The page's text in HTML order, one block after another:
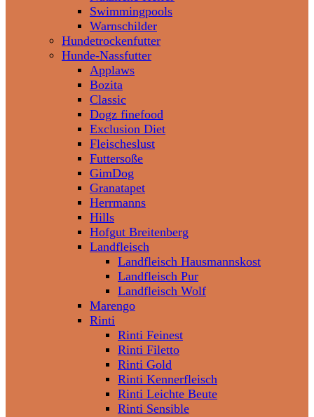
Swimmingpools
Warnschilder
Hundetrockenfutter
Hunde-Nassfutter
Applaws
Bozita
Classic
Dogz finefood
Exclusion Diet
Fleischeslust
Futtersoße
GimDog
Granatapet
Herrmanns
Hills
Hofgut Breitenberg
Landfleisch
Landfleisch Hausmannskost
Landfleisch Pur
Landfleisch Wolf
Marengo
Rinti
Rinti Feinest
Rinti Filetto
Rinti Gold
Rinti Kennerfleisch
Rinti Leichte Beute
Rinti Sensible